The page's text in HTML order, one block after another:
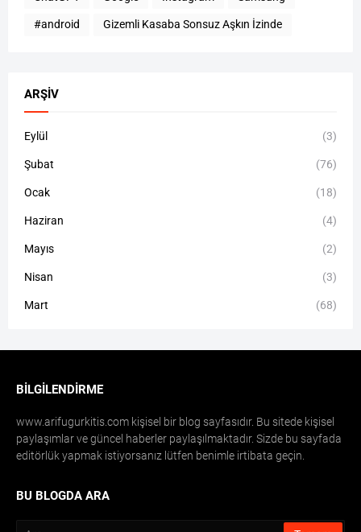
#android Gizemli Kasaba Sonsuz Aşkın İzinde
ARŞIV
Eylül (3)
Şubat (76)
Ocak (18)
Haziran (4)
Mayıs (2)
Nisan (3)
Mart (68)
BILGILENDIRME
www.arifugurkitis.com kişisel bir blog sayfasıdır. Bu sitede kişisel
paylaşımlar ve güncel haberler paylaşılmaktadır. Sizde bu sayfada
editörlük yapmak istiyorsanız lütfen benimle irtibata geçin.
BU BLOGDA ARA